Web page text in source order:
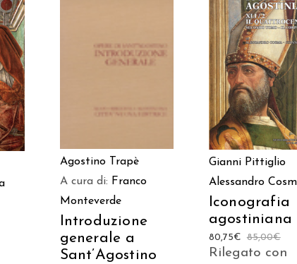
AGGIUNGI AL
Agostino Trapè
A cura di: Franco
Monteverde
Introduzione
generale a
Sant’Agostino
AGGIUNGI AL
CARRELLO
Gianni Pittiglio
Alessandro
Iconografia
agostiniana
85,00€
80,75€
Rilegato con